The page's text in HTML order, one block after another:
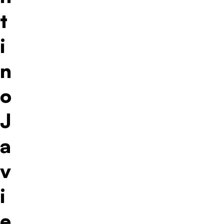
t
i
n
o
J
a
v
i